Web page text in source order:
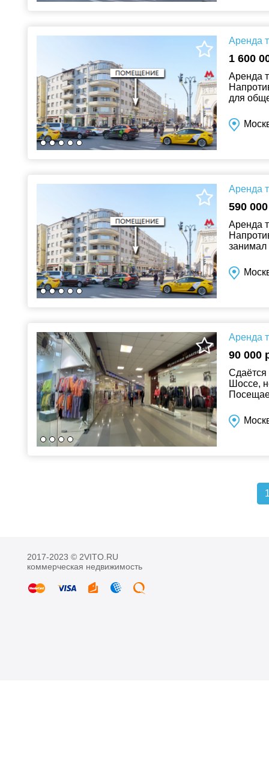
Аренда
1 600
Аренда
для
Аренда
590
Аренда
занимал
Аренда
90 000
Сдаётся
Шоссе,
2017-2023 © 2VITO.RU
коммерческая недвижимость